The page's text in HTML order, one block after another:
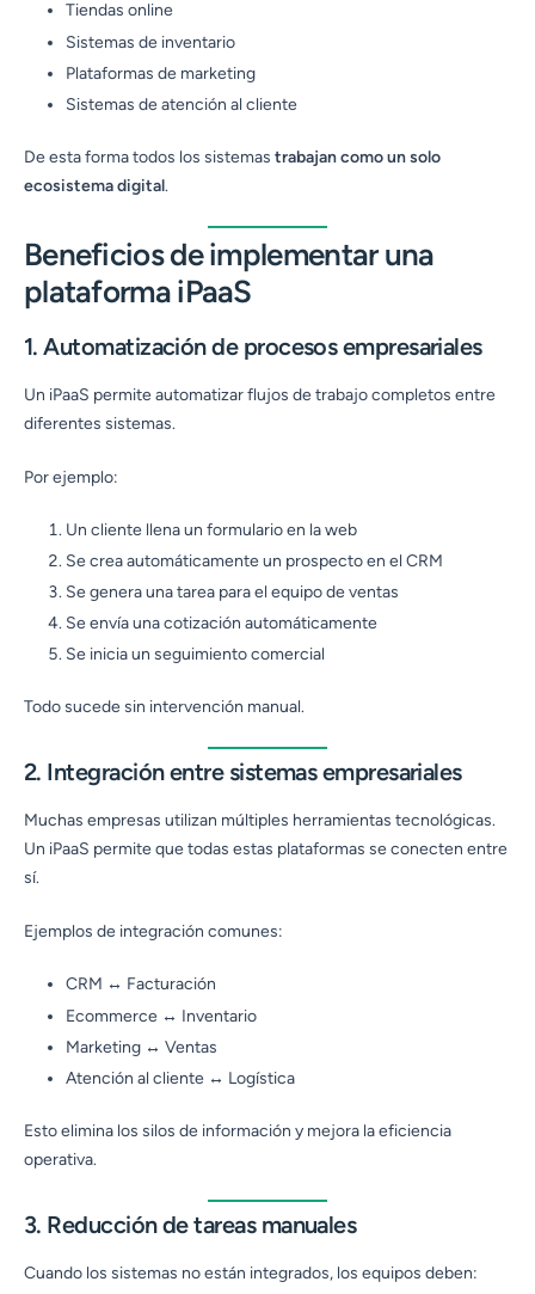
Tiendas online
Sistemas de inventario
Plataformas de marketing
Sistemas de atención al cliente
De esta forma todos los sistemas trabajan como un solo
ecosistema digital.
Beneficios de implementar una
plataforma iPaaS
1. Automatización de procesos empresariales
Un iPaaS permite automatizar flujos de trabajo completos entre
diferentes sistemas.
Por ejemplo:
Un cliente llena un formulario en la web
Se crea automáticamente un prospecto en el CRM
Se genera una tarea para el equipo de ventas
Se envía una cotización automáticamente
Se inicia un seguimiento comercial
Todo sucede sin intervención manual.
2. Integración entre sistemas empresariales
Muchas empresas utilizan múltiples herramientas tecnológicas.
Un iPaaS permite que todas estas plataformas se conecten entre
sí.
Ejemplos de integración comunes:
CRM ↔ Facturación
Ecommerce ↔ Inventario
Marketing ↔ Ventas
Atención al cliente ↔ Logística
Esto elimina los silos de información y mejora la eficiencia
operativa.
3. Reducción de tareas manuales
Cuando los sistemas no están integrados, los equipos deben: